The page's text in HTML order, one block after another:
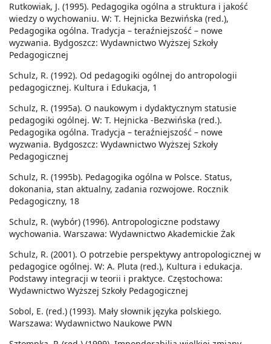
Rutkowiak, J. (1995). Pedagogika ogólna a struktura i jakość
wiedzy o wychowaniu. W: T. Hejnicka Bezwińska (red.),
Pedagogika ogólna. Tradycja – teraźniejszość – nowe
wyzwania. Bydgoszcz: Wydawnictwo Wyższej Szkoły
Pedagogicznej
Schulz, R. (1992). Od pedagogiki ogólnej do antropologii
pedagogicznej. Kultura i Edukacja, 1
Schulz, R. (1995a). O naukowym i dydaktycznym statusie
pedagogiki ogólnej. W: T. Hejnicka -Bezwińska (red.).
Pedagogika ogólna. Tradycja – teraźniejszość – nowe
wyzwania. Bydgoszcz: Wydawnictwo Wyższej Szkoły
Pedagogicznej
Schulz, R. (1995b). Pedagogika ogólna w Polsce. Status,
dokonania, stan aktualny, zadania rozwojowe. Rocznik
Pedagogiczny, 18
Schulz, R. (wybór) (1996). Antropologiczne podstawy
wychowania. Warszawa: Wydawnictwo Akademickie Żak
Schulz, R. (2001). O potrzebie perspektywy antropologicznej w
pedagogice ogólnej. W: A. Pluta (red.), Kultura i edukacja.
Podstawy integracji w teorii i praktyce. Częstochowa:
Wydawnictwo Wyższej Szkoły Pedagogicznej
Sobol, E. (red.) (1993). Mały słownik języka polskiego.
Warszawa: Wydawnictwo Naukowe PWN